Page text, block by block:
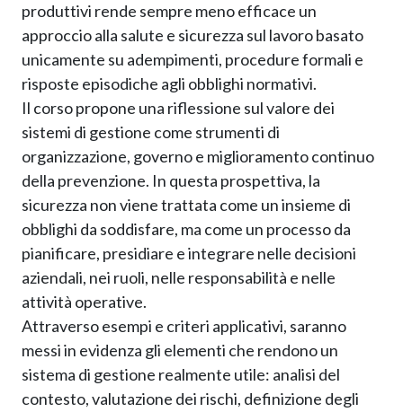
produttivi rende sempre meno efficace un
approccio alla salute e sicurezza sul lavoro basato
unicamente su adempimenti, procedure formali e
risposte episodiche agli obblighi normativi.
Il corso propone una riflessione sul valore dei
sistemi di gestione come strumenti di
organizzazione, governo e miglioramento continuo
della prevenzione. In questa prospettiva, la
sicurezza non viene trattata come un insieme di
obblighi da soddisfare, ma come un processo da
pianificare, presidiare e integrare nelle decisioni
aziendali, nei ruoli, nelle responsabilità e nelle
attività operative.
Attraverso esempi e criteri applicativi, saranno
messi in evidenza gli elementi che rendono un
sistema di gestione realmente utile: analisi del
contesto, valutazione dei rischi, definizione degli